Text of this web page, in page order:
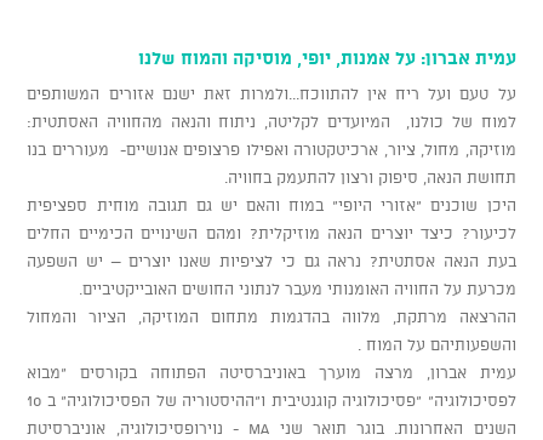
עמית אברון: על אמנות, יופי, מוסיקה והמוח שלנו
על טעם ועל ריח אין להתווכח...ולמרות זאת ישנם אזורים המשותפים
למוח של כולנו, המיועדים לקליטה, ניתוח והנאה מהחוויה האסתטית:
מוזיקה, מחול, ציור, ארכיטקטורה ואפילו פרצופים אנושיים- מעוררים בנו
תחושת הנאה, סיפוק ורצון להתעמק בחוויה.
היכן שוכנים "אזורי היופי" במוח והאם יש גם תגובה מוחית ספציפית
לכיעור? כיצד יוצרים הנאה מוזיקלית? ומהם השינויים הכימיים החלים
בעת הנאה אסתטית? נראה גם כי לציפיות שאנו יוצרים – יש השפעה
מכרעת על החוויה האומנותי מעבר לנתוני החושים האובייקטיביים.
ההרצאה מרתקת, מלווה בהדגמות מתחום המוזיקה, הציור והמחול
והשפעותיהם על המוח .
עמית אברון, מרצה מוערך באוניברסיטה הפתוחה בקורסים "מבוא
לפסיכולוגיה" "פסיכולוגיה קוגנטיבית ו"ההיסטוריה של הפסיכולוגיה" ב 10
השנים האחרונות. בוגר תואר שני MA - נוירופסיכולוגיה, אוניברסיטת